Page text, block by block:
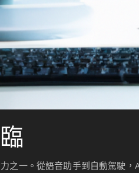
之一。從語音助手到自動駕駛